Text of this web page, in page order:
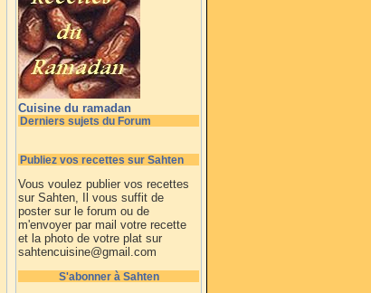
Cuisine du ramadan
Derniers sujets du Forum
Publiez vos recettes sur Sahten
Vous voulez publier vos recettes
sur Sahten, Il vous suffit de
poster sur le forum ou de
m'envoyer par mail votre recette
et la photo de votre plat sur
sahtencuisine@gmail.com
S'abonner à Sahten